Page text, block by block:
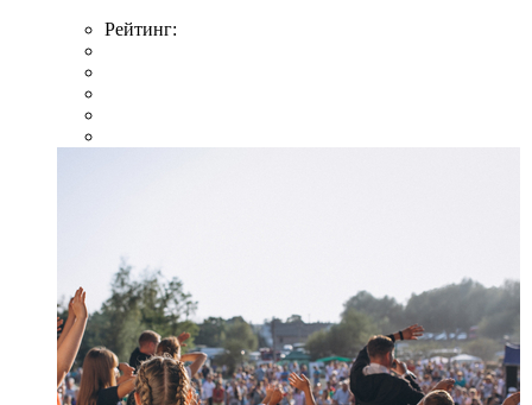
Рейтинг: